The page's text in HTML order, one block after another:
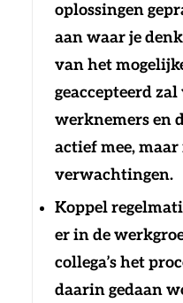
oplossingen
aan waar je
van het
geaccepteerd
werknemers en
actief mee, maar
verwachtingen.
Koppel
er in de
collega’s het
daarin gedaan